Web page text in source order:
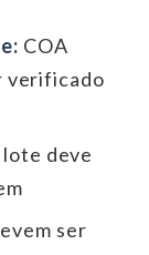
COA
verificado
deve
ser